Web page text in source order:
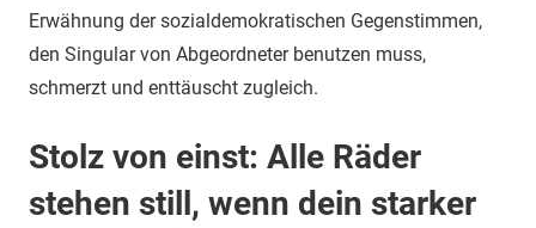
Erwähnung der sozialdemokratischen Gegenstimmen,
den Singular von Abgeordneter benutzen muss,
schmerzt und enttäuscht zugleich.
Stolz von einst: Alle Räder
stehen still, wenn dein starker